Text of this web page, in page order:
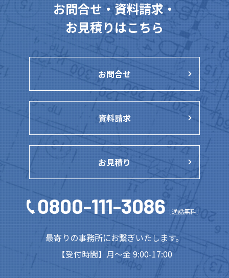
お問合せ・資料請求・
お見積りはこちら
お問合せ
資料請求
お見積り
0800-111-3086 ［通話無料］
最寄りの事務所にお繋ぎいたします。
【受付時間】月～金 9:00-17:00